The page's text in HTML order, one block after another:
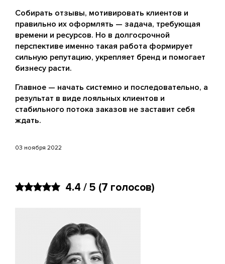
Собирать отзывы, мотивировать клиентов и
правильно их оформлять — задача, требующая
времени и ресурсов. Но в долгосрочной
перспективе именно такая работа формирует
сильную репутацию, укрепляет бренд и помогает
бизнесу расти.
Главное — начать системно и последовательно, а
результат в виде лояльных клиентов и
стабильного потока заказов не заставит себя
ждать.
03 ноября 2022
4.4 / 5 (7 голосов)